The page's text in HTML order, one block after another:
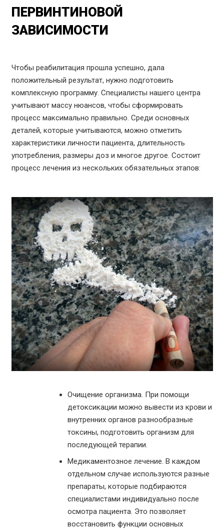
ПЕРВИНТИНОВОЙ
ЗАВИСИМОСТИ
Чтобы реабилитация прошла успешно, дала
положительный результат, нужно подготовить
комплексную программу. Специалисты нашего центра
учитывают массу нюансов, чтобы сформировать
процесс максимально правильно. Среди основных
деталей, которые учитываются, можно отметить
характеристики личности пациента, длительность
употребления, размеры доз и многое другое. Состоит
процесс лечения из нескольких обязательных этапов:
Очищение организма. При помощи
детоксикации можно вывести из крови и
внутренних органов разнообразные
токсины, подготовить организм для
последующей терапии.
Медикаментозное лечение. В каждом
отдельном случае используются разные
препараты, которые подбираются
специалистами индивидуально после
осмотра пациента. Это позволяет
восстановить функции основных